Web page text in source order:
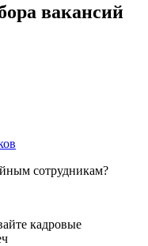
вакансий
сотрудникам?
кадровые